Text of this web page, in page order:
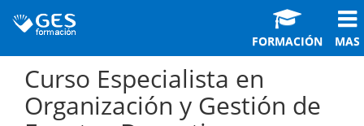
FORMACIÓN MAS
Curso Especialista en
Organización y Gestión de